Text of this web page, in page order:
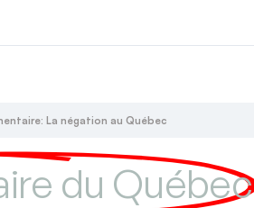
La négation au Québec
du Québec